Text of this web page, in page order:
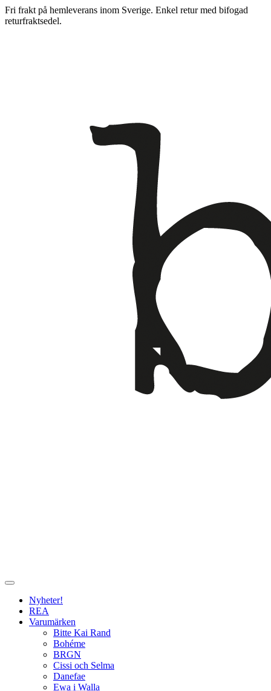
Fri frakt på hemleverans inom Sverige. Enkel retur med bifogad
returfraktsedel.
Nyheter!
REA
Varumärken
Bitte Kai Rand
Bohéme
BRGN
Cissi och Selma
Danefae
Ewa i Walla